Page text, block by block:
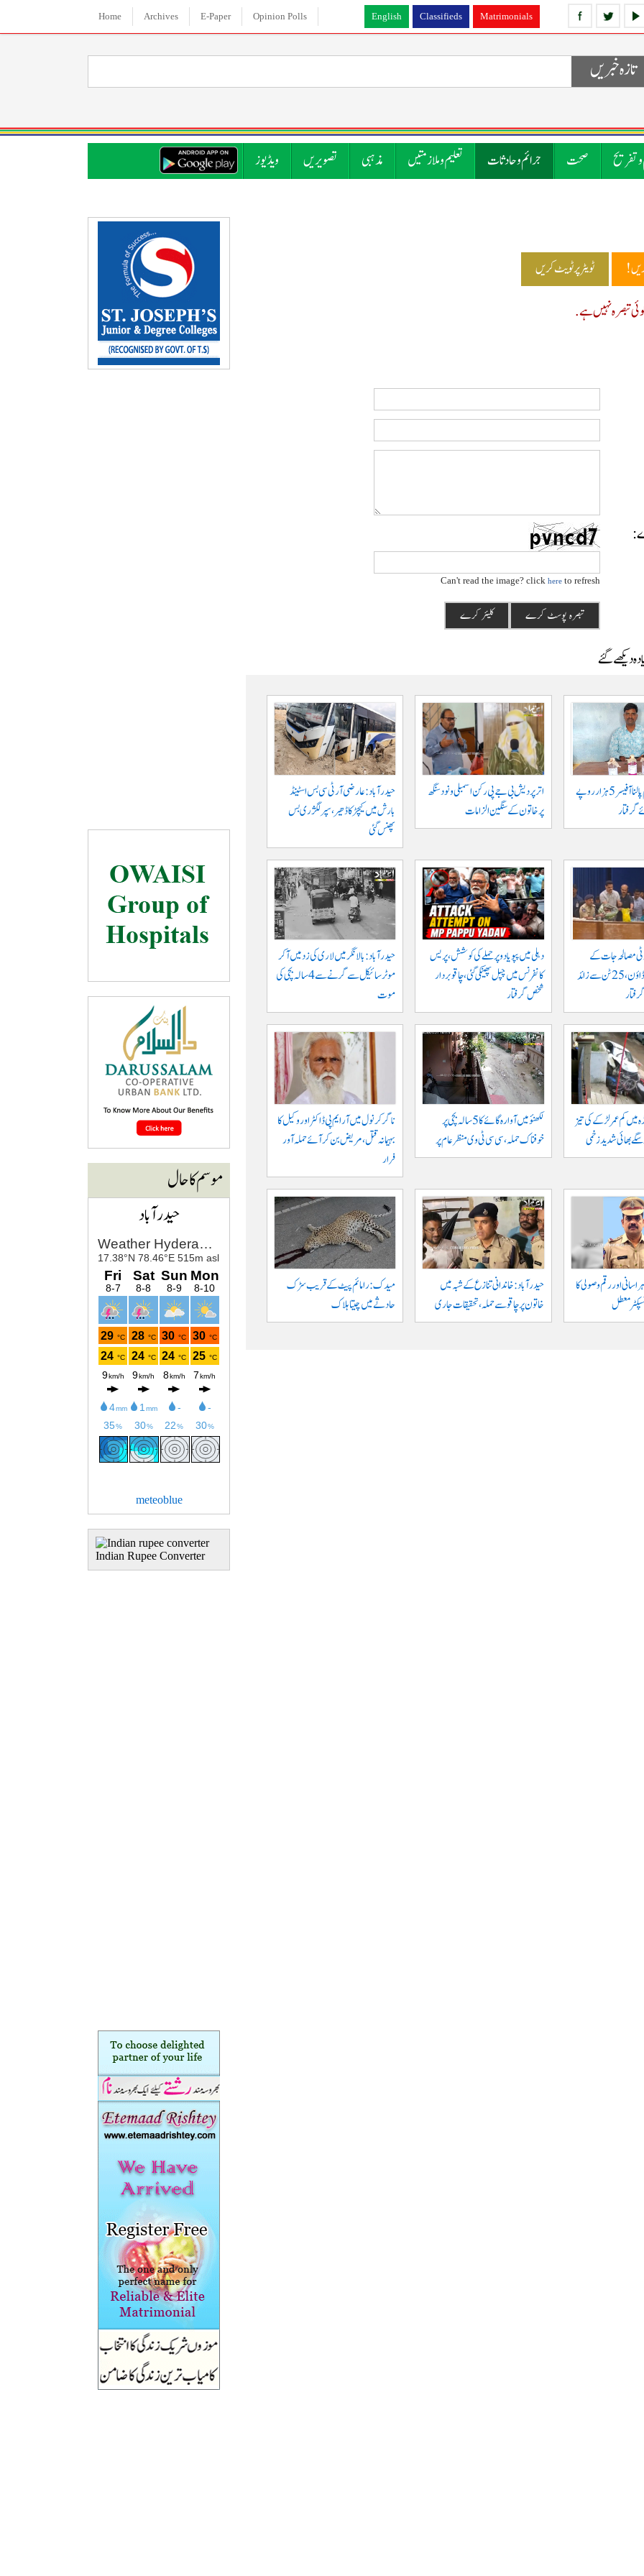
English Classifieds Matrimonials
Home Archives E-Paper Opinion Polls
تازہ خبریں
تفریح صحت جرائم و حادثات تعلیم و ملازمتیں مذہبی تصویریں ویڈیوز
ٹویٹر پر ٹویٹ کریں
تبصرہ نہیں ہے.
Can't read the image? click hereto refresh
دیکھے گئے
جگتیال میں گرام پالنا آفیسر 5 ہزار روپے
اتر پردیش بی جے پی رکن اسمبلی ونود سنگھ
پر خاتون کے سنگین الزامات
حیدرآباد: عارضی آر ٹی سی بس اسٹینڈ
بارش میں کیچڑ کا ڈھیر، سپر لگژری بس
پھنس گئی
مصالحہ جات کے
خلاف بڑا کریک ڈاؤن، 25 ٹن سے زائد
دہلی میں پپو یادو پر حملے کی کوشش، پریس
کانفرنس میں چپل پھینکی گئی، چاقو بردار
شخص گرفتار
حیدرآباد: بالا نگر میں لاری کی زد میں آکر
موٹرسائیکل سے گرنے سے 4 سالہ بچی کی
موت
میں کم عمر لڑکے کی تیز
سگے بھائی شدید زخمی
لکھنؤ میں آوارہ گائے کا 5 سالہ بچی پر
خوفناک حملہ، سی سی ٹی وی منظر عام پر
ناگرکرنول میں آر ایم پی ڈاکٹر اور وکیل کا
بہیمانہ قتل، مریض بن کر آئے حملہ آور
فرار
اور رقم وصولی کا
معطل
حیدرآباد: خاندانی تنازع کے شبہ میں
خاتون پر چاقو سے حملہ، تحقیقات جاری
میدک: رامائم پیٹ کے قریب سڑک
حادثے میں چیتا ہلاک
موسم کا حال
حیدرآباد
meteoblue
Indian Rupee Converter